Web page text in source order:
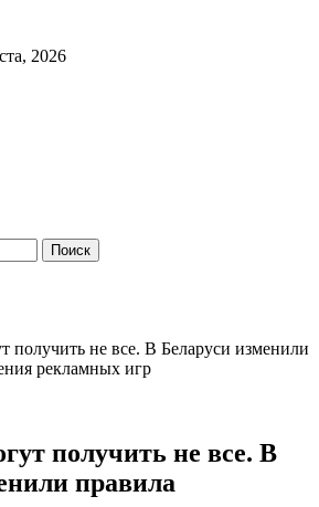
2026
не все. В Беларуси изменили
рекламных игр
получить не все. В
правила